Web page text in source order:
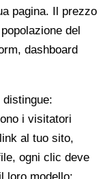
pagina. Il prezzo
del
dashboard
i visitatori
al tuo sito,
ogni clic deve